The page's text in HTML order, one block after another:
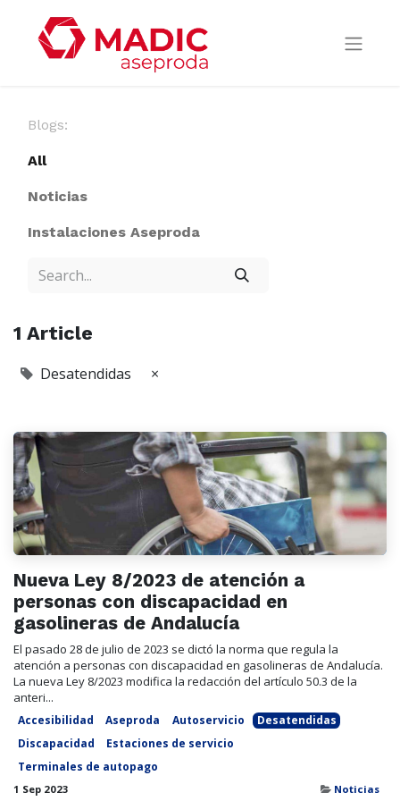
Blogs:
All
Noticias
Instalaciones Aseproda
1 Article
Desatendidas ×
Nueva Ley 8/2023 de atención a
personas con discapacidad en
gasolineras de Andalucía
El pasado 28 de julio de 2023 se dictó la norma que regula la
atención a personas con discapacidad en gasolineras de Andalucía.
La nueva Ley 8/2023 modifica la redacción del artículo 50.3 de la
anteri...
Accesibilidad Aseproda Autoservicio
Desatendidas
Discapacidad
Estaciones de servicio
Terminales de autopago
1 Sep 2023 Noticias